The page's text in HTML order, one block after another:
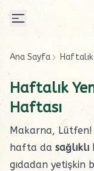
Ana Sayfa
Haftalık
Haftası
Makarna, Lütfen!
hafta da
gıdadan yetişkin